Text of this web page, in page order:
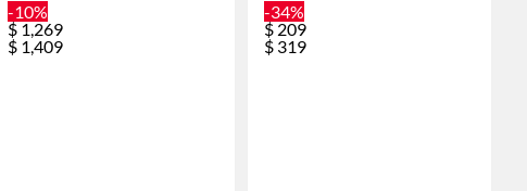
-10%
$ 1,269
$ 1,409
-34%
$ 209
$ 319